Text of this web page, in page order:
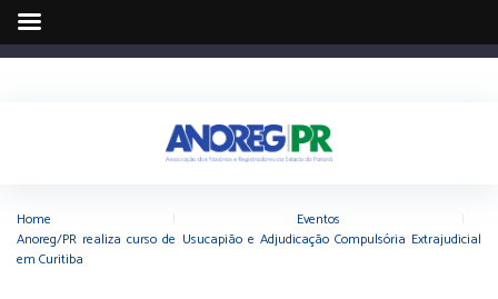
Home Eventos
Anoreg/PR realiza curso de Usucapião e Adjudicação Compulsória Extrajudicial
em Curitiba